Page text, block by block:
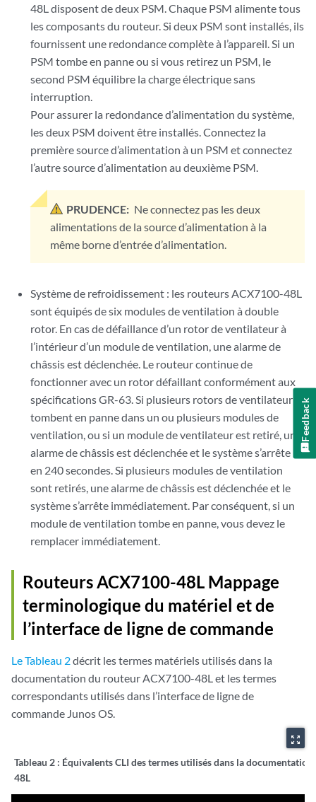
48L disposent de deux PSM. Chaque PSM alimente tous
les composants du routeur. Si deux PSM sont installés, ils
fournissent une redondance complète à l’appareil. Si un
PSM tombe en panne ou si vous retirez un PSM, le
second PSM équilibre la charge électrique sans
interruption.
Pour assurer la redondance d’alimentation du système,
les deux PSM doivent être installés. Connectez la
première source d’alimentation à un PSM et connectez
l’autre source d’alimentation au deuxième PSM.
PRUDENCE: Ne connectez pas les deux
alimentations de la source d’alimentation à la
même borne d’entrée d’alimentation.
Système de refroidissement : les routeurs ACX7100-48L
sont équipés de six modules de ventilation à double
rotor. En cas de défaillance d’un rotor de ventilateur à
l’intérieur d’un module de ventilation, une alarme de
châssis est déclenchée. Le routeur continue de
fonctionner avec un rotor défaillant conformément aux
spécifications GR-63. Si plusieurs rotors de ventilateur
tombent en panne dans un ou plusieurs modules de
ventilation, ou si un module de ventilateur est retiré, une
alarme de châssis est déclenchée et le système s’arrête
en 240 secondes. Si plusieurs modules de ventilation
sont retirés, une alarme de châssis est déclenchée et le
système s’arrête immédiatement. Par conséquent, si un
module de ventilation tombe en panne, vous devez le
remplacer immédiatement.
Routeurs ACX7100-48L Mappage
terminologique du matériel et de
l’interface de ligne de commande
Le Tableau 2décrit les termes matériels utilisés dans la
documentation du routeur ACX7100-48L et les termes
correspondants utilisés dans l’interface de ligne de
commande Junos OS.
zoom_out_map
Tableau 2 : Équivalents CLI des termes utilisés dans la
48L
Feedback